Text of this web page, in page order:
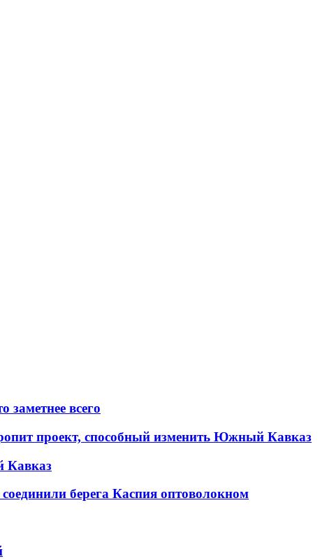
заметнее всего
проект, способный изменить Южный Кавказ
Кавказ
берега Каспия оптоволокном